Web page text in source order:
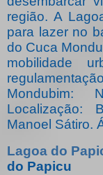
região. A
para lazer no
do Cuca
mobilidade
Mondubim:
Localização:
Manoel Sátiro.
Lagoa do
do Papicu